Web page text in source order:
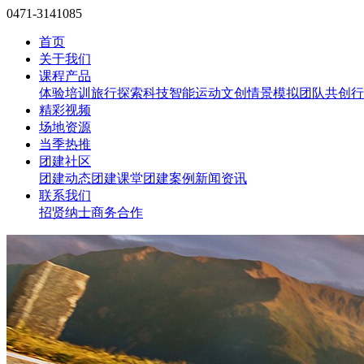
0471-3141085
首页
关于我们
课程产品
体验培训 旅行探索科技智能运动文创情景模拟团队共创
精彩视频
场地资源
当季热推
团建社区
团建动态团建课堂团建案例 新闻资讯
联系我们
招贤纳士商务合作